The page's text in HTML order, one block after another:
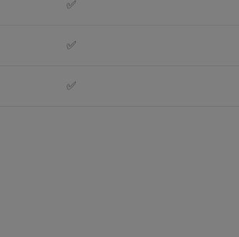
✅
✅
✅